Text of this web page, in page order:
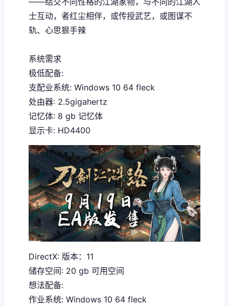
士互动，者红尘相伴，或传授武艺，或图谋不
轨、心思狠手辣
系统需求
极低配备:
支配业系统: Windows 10 64 fleck
处由器: 2.5gigahertz
记忆体: 8 gb 记忆体
显示卡: HD4400
DirectX: 版本：11
储存空间: 20 gb 可用空间
想法配备:
作业系统: Windows 10 64 fleck